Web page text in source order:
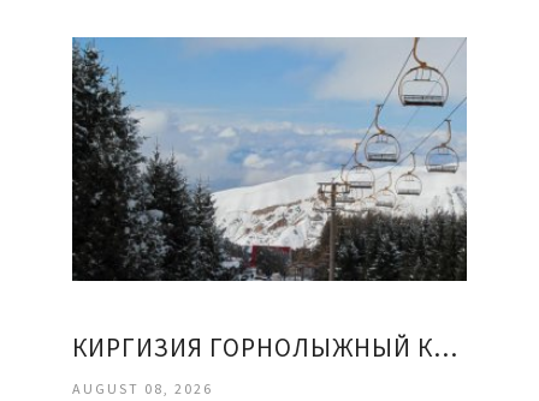
КИРГИЗИЯ ГОРНОЛЫЖНЫЙ КУРОРТ КАРАКОЛ ОТЗЫВЫ
AUGUST 08, 2026